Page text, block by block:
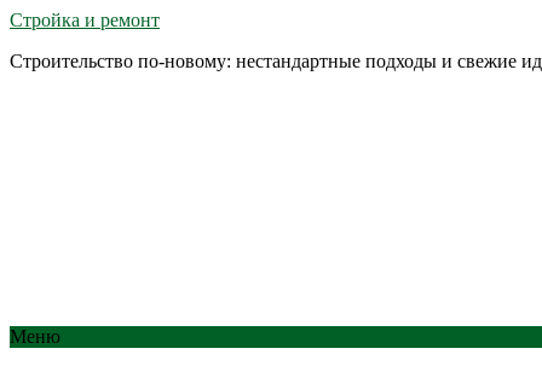
Стройка и ремонт
Строительство по-новому: нестандартные подходы и свежие
Меню